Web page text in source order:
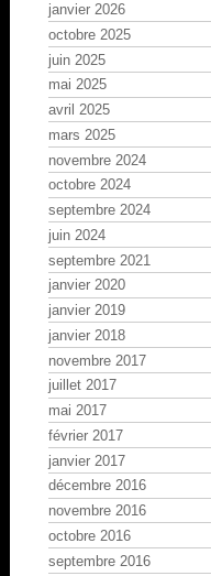
janvier 2026
octobre 2025
juin 2025
mai 2025
avril 2025
mars 2025
novembre 2024
octobre 2024
septembre 2024
juin 2024
septembre 2021
janvier 2020
janvier 2019
janvier 2018
novembre 2017
juillet 2017
mai 2017
février 2017
janvier 2017
décembre 2016
novembre 2016
octobre 2016
septembre 2016